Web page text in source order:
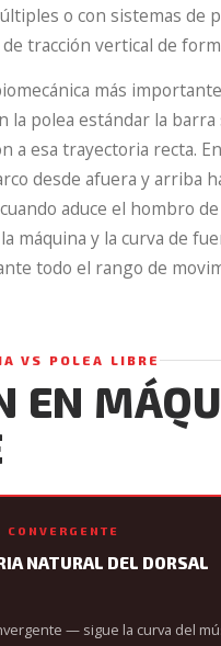
o con sistemas de
tracción vertical de
más
la polea estándar la
a esa trayectoria recta.
desde afuera y arriba
aduce el hombro
máquina y la curva de
todo el rango de
VS POLEA LIBRE
EN
NATURAL DEL DORSAL
— sigue la curva del